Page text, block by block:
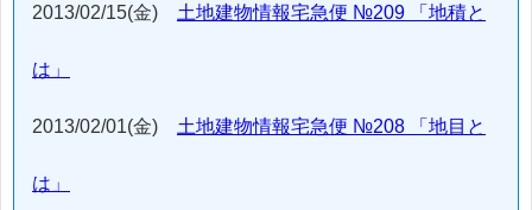
2013/02/15(金) 土地建物情報宅急便 №209 「地積と
は」
2013/02/01(金) 土地建物情報宅急便 №208 「地目と
は」